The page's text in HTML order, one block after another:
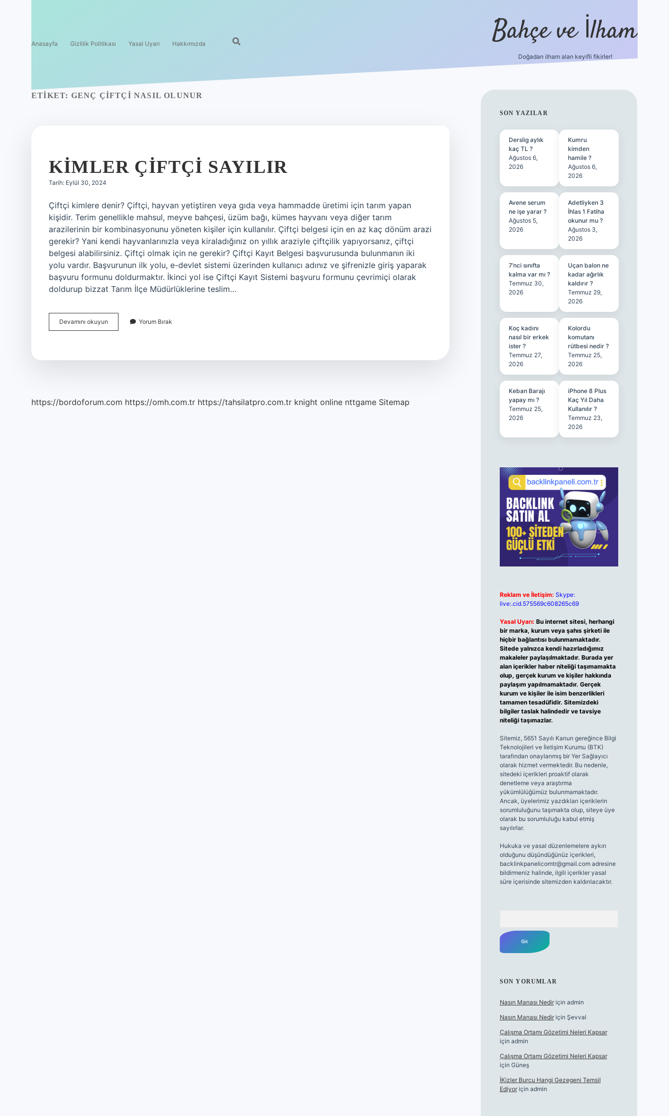
Anasayfa Gizlilik Politikası Yasal Uyarı Hakkımızda Bahçe ve İlham
Doğadan ilham alan keyifli fikirler!
ETIKET: GENÇ ÇIFTÇI NASIL OLUNUR
KIMLER ÇIFTÇI SAYILIR
Tarih: Eylül 30, 2024
Çiftçi kimlere denir? Çiftçi, hayvan yetiştiren veya gıda veya hammadde üretimi için tarım yapan
kişidir. Terim genellikle mahsul, meyve bahçesi, üzüm bağı, kümes hayvanı veya diğer tarım
arazilerinin bir kombinasyonunu yöneten kişiler için kullanılır. Çiftçi belgesi için en az kaç dönüm arazi
gerekir? Yani kendi hayvanlarınızla veya kiraladığınız on yıllık araziyle çiftçilik yapıyorsanız, çiftçi
belgesi alabilirsiniz. Çiftçi olmak için ne gerekir? Çiftçi Kayıt Belgesi başvurusunda bulunmanın iki
yolu vardır. Başvurunun ilk yolu, e-devlet sistemi üzerinden kullanıcı adınız ve şifrenizle giriş yaparak
başvuru formunu doldurmaktır. İkinci yol ise Çiftçi Kayıt Sistemi başvuru formunu çevrimiçi olarak
doldurup bizzat Tarım İlçe Müdürlüklerine teslim…
Devamını okuyun
Çiftçi
Yorum Bırak
https://bordoforum.com https://omh.com.tr https://tahsilatpro.com.tr knight online nttgame Sitemap
SIDEBAR
SON YAZILAR
Derslig aylık
kaç TL ?
Ağustos 6,
2026
Kumru
kimden
hamile ?
Ağustos 6,
2026
Avene serum
ne işe yarar ?
Ağustos 5,
2026
Adetliyken 3
İhlas 1 Fatiha
okunur mu ?
Ağustos 3,
2026
7’nci sınıfta
kalma var mı ?
Temmuz 30,
2026
Uçan balon ne
kadar ağırlık
kaldırır ?
Temmuz 29,
2026
Koç kadını
nasıl bir erkek
ister ?
Temmuz 27,
2026
Kolordu
komutanı
rütbesi nedir ?
Temmuz 25,
2026
Keban Barajı
yapay mı ?
Temmuz 25,
2026
iPhone 8 Plus
Kaç Yıl Daha
Kullanılır ?
Temmuz 23,
2026
Reklam ve İletişim: Skype:
live:.cid.575569c608265c69
Yasal Uyarı: Bu internet sitesi, herhangi
bir marka, kurum veya şahıs şirketi ile
hiçbir bağlantısı bulunmamaktadır.
Sitede yalnızca kendi hazırladığımız
makaleler paylaşılmaktadır. Burada yer
alan içerikler haber niteliği taşımamakta
olup, gerçek kurum ve kişiler hakkında
paylaşım yapılmamaktadır. Gerçek
kurum ve kişiler ile isim benzerlikleri
tamamen tesadüfidir. Sitemizdeki
bilgiler taslak halindedir ve tavsiye
niteliği taşımazlar.
Sitemiz, 5651 Sayılı Kanun gereğince Bilgi
Teknolojileri ve İletişim Kurumu (BTK)
tarafından onaylanmış bir Yer Sağlayıcı
olarak hizmet vermektedir. Bu nedenle,
sitedeki içerikleri proaktif olarak
denetleme veya araştırma
yükümlülüğümüz bulunmamaktadır.
Ancak, üyelerimiz yazdıkları içeriklerin
sorumluluğunu taşımakta olup, siteye üye
olarak bu sorumluluğu kabul etmiş
sayılırlar.
Hukuka ve yasal düzenlemelere aykırı
olduğunu düşündüğünüz içerikleri,
backlinkpanelicomtr@gmail.comadresine
bildirmeniz halinde, ilgili içerikler yasal
süre içerisinde sitemizden kaldırılacaktır.
SON YORUMLAR
Nasın Manası Nediriçin admin
Nasın Manası Nediriçin Şevval
Çalışma Ortamı Gözetimi Neleri Kapsar
için admin
Çalışma Ortamı Gözetimi Neleri Kapsar
için Güneş
İKizler Burcu Hangi Gezegeni Temsil
Ediyoriçin admin
ilbet yeni giriş betexper